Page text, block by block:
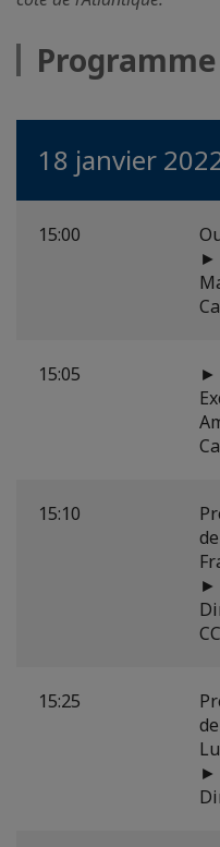
Programme
18 janvier
15:00
►
15:05
►
15:10
►
15:25
►